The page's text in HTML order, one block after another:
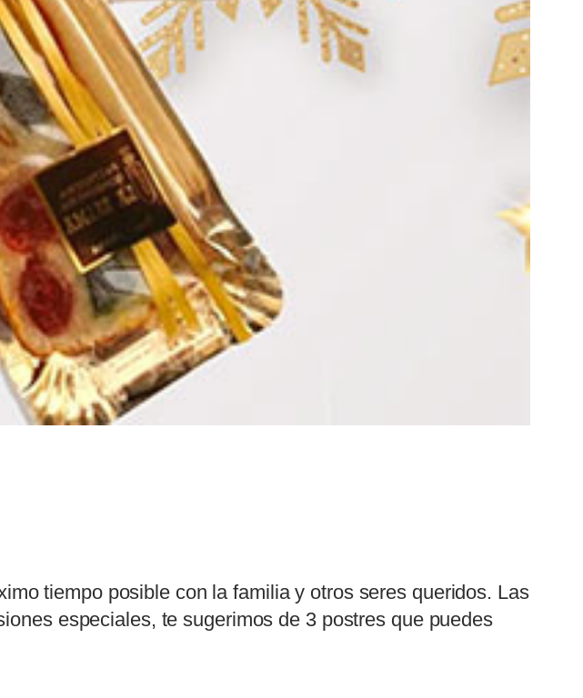
tiempo posible con la familia y otros seres queridos. Las
especiales, te sugerimos de 3 postres que puedes